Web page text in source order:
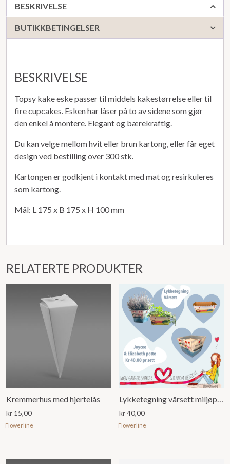
BESKRIVELSE
BUTIKKBETINGELSER
BESKRIVELSE
Topsy kake eske passer til middels kakestørrelse eller til
fire cupcakes. Esken har låser på to av sidene som gjør
den enkel å montere. Elegant og bærekraftig.
Du kan velge mellom hvit eller brun kartong, eller får eget
design ved bestilling over 300 stk.
Kartongen er godkjent i kontakt med mat og resirkuleres
som kartong.
Mål: L 175 x B 175 x H 100 mm
RELATERTE PRODUKTER
Kremmerhus med hjertelås
kr 15,00
Flowerline
Lykketegning vårsett miljøpotter
kr40,00
Flowerline